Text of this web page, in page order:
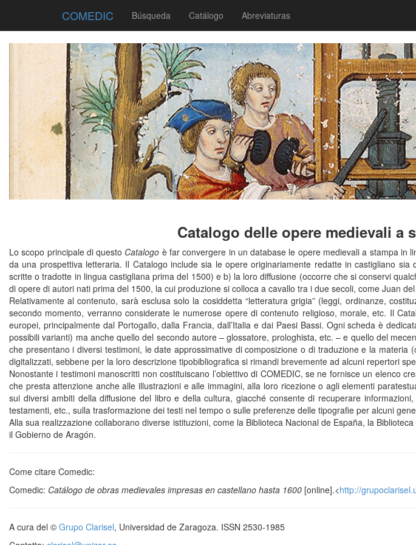
COMEDIC Búsqueda Catálogo Abreviaturas
Catalogo delle opere medievali a
Lo scopo principale di questo Catalogo è far convergere in un database le opere medievali a stampa in
da una prospettiva letteraria. Il Catalogo include sia le opere originariamente redatte in castigliano
scritte o tradotte in lingua castigliana prima del 1500) e b) la loro diffusione (occorre che si conservi
di opere di autori nati prima del 1500, la cui produzione si colloca a cavallo tra i due secoli, come Juan
Relativamente al contenuto, sarà esclusa solo la cosiddetta “letteratura grigia” (leggi, ordinanze,
secondo momento, verranno considerate le numerose opere di contenuto religioso, morale, etc. Il
europei, principalmente dal Portogallo, dalla Francia, dall’Italia e dai Paesi Bassi. Ogni scheda è
possibili varianti) ma anche quello del secondo autore – glossatore, prologhista, etc. – e quello del
che presentano i diversi testimoni, le date approssimative di composizione o di traduzione e la
digitalizzati, sebbene per la loro descrizione tipobibliografica si rimandi brevemente ad alcuni repertori
Nonostante i testimoni manoscritti non costituiscano l’obiettivo di COMEDIC, se ne fornisce un elenco
che presta attenzione anche alle illustrazioni e alle immagini, alla loro ricezione o agli elementi
sui diversi ambiti della diffusione del libro e della cultura, giacché consente di recuperare
testamenti, etc., sulla trasformazione dei testi nel tempo o sulle preferenze delle tipografie per alcuni
Alla sua realizzazione collaborano diverse istituzioni, come la Biblioteca Nacional de España, la
il Gobierno de Aragón.
Come citare Comedic:
Comedic: Catálogo de obras medievales impresas en castellano hasta 1600 [online].<http://
A cura del © Grupo Clarisel, Universidad de Zaragoza. ISSN 2530-1985